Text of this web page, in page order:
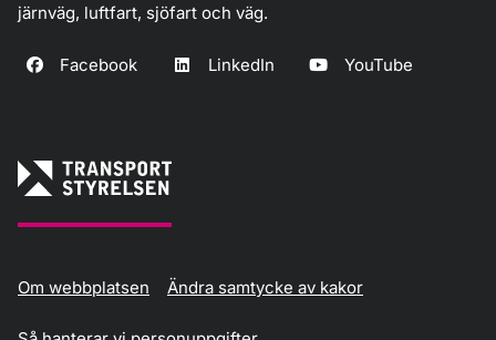
järnväg, luftfart, sjöfart och väg.
Facebook LinkedIn YouTube
Om webbplatsen Ändra samtycke av kakor